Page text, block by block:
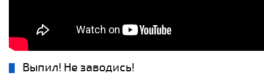
Выпил! Не заводись!